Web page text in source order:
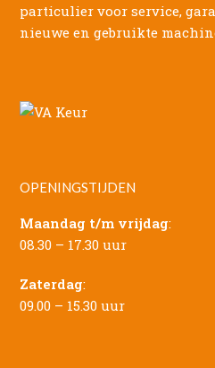
particulier voor service,
nieuwe en gebruikte
OPENINGSTIJDEN
Maandag t/m vrijdag:
08.30 – 17.30 uur
Zaterdag:
09.00 – 15.30 uur